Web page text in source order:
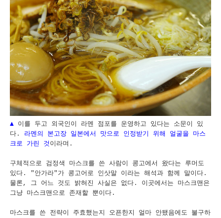
▲ 이를 두고
외국인이 라멘 점포를 운영하고 있다는 소문이 있
다. 라멘의 본고장 일본에서 맛으로 인정받기 위해 얼굴을 마스
크로 가린 것 이라며.
구체적으로 검정색 마스크를 쓴 사람이 콩고에서 왔다는 루머도
있다. "안가라"가 콩고어로 인삿말 이라는 해석과 함께 말이다.
물론, 그 어느 것도 밝혀진 사실은 없다. 이곳에서는 마스크맨은
그냥 마스크맨으로 존재할 뿐이다.
마스크를 쓴 전략이 주효했는지 오픈한지 얼마 안됐음에도 불구하